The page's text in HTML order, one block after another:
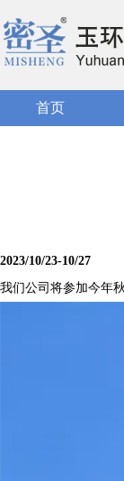
首页
2023/10/23-10/27
我们公司将参加今年